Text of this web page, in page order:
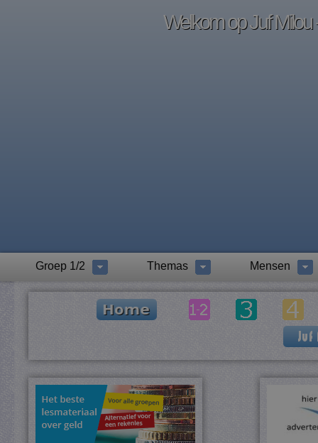
Welkom op Juf Milou
Groep 1/2 Themas Mensen